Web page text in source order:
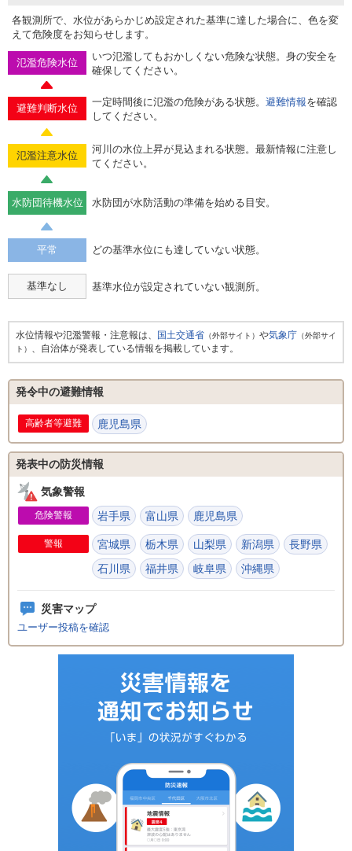
各観測所で、水位があらかじめ設定された基準に達した場合に、色を変
えて危険度をお知らせします。
氾濫危険水位
いつ氾濫してもおかしくない危険な状態。身の安全を
確保してください。
避難判断水位
一定時間後に氾濫の危険がある状態。 避難情報を確認
してください。
氾濫注意水位
河川の水位上昇が見込まれる状態。最新情報に注意し
てください。
水防団待機水位 水防団が水防活動の準備を始める目安。
平常 どの基準水位にも達していない状態。
基準なし 基準水位が設定されていない観測所。
水位情報や氾濫警報・注意報は、 国土交通省 （外部サイト） や気象庁 （外部サイ
ト） 、自治体が発表している情報を掲載しています。
発令中の避難情報
高齢者等避難 鹿児島県
発表中の防災情報
気象警報
危険警報 岩手県 富山県 鹿児島県
警報 宮城県 栃木県 山梨県 新潟県
長野県
石川県
福井県 岐阜県 沖縄県
災害マップ
ユーザー投稿を確認